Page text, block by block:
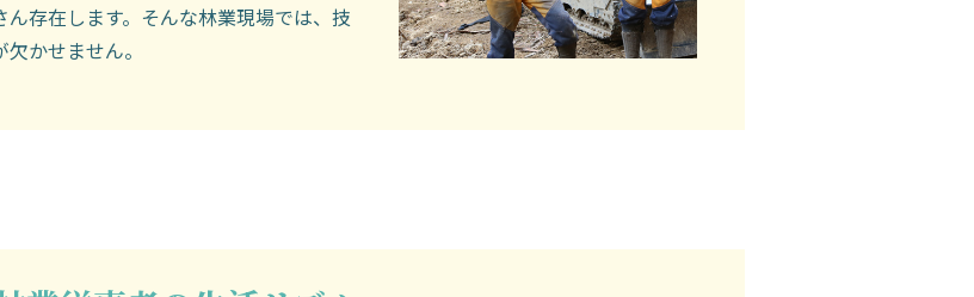
存在します。そんな林業現場では、技
かせません。